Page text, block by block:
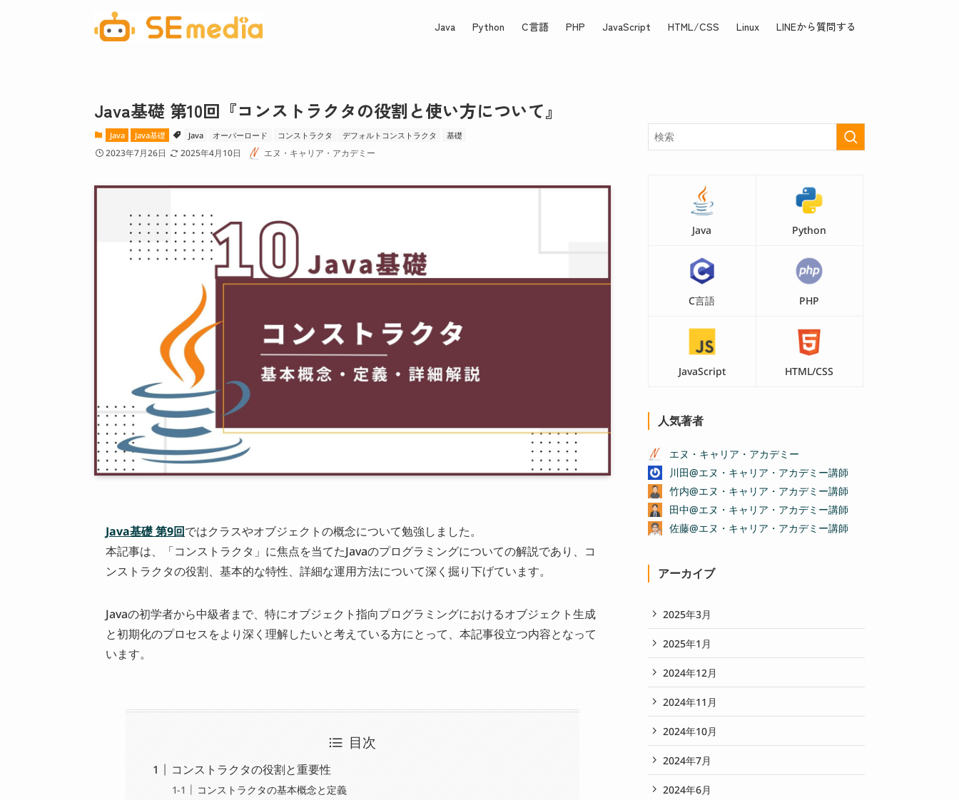
Java Python C言語 PHP JavaScript HTML/CSS Linux LINEから質問する
Java基礎 第10回『コンストラクタの役割と使い方について』
Java Java基礎 Java オーバーロード コンストラクタ デフォルトコンストラクタ 基礎
2023年7月26日 2025年4月10日 エヌ・キャリア・アカデミー
Java基礎 第9回ではクラスやオブジェクトの概念について勉強しました。
本記事は、「コンストラクタ」に焦点を当てたJavaのプログラミングについての解説であり、コ
ンストラクタの役割、基本的な特性、詳細な運用方法について深く掘り下げています。
Javaの初学者から中級者まで、特にオブジェクト指向プログラミングにおけるオブジェクト生成
と初期化のプロセスをより深く理解したいと考えている方にとって、本記事役立つ内容となって
います。
目次
コンストラクタの役割と重要性
コンストラクタの基本概念と定義
Java Python
C言語 PHP
JavaScript HTML/CSS
人気著者
エヌ・キャリア・アカデミー
川田@エヌ・キャリア・アカデミー講師
竹内@エヌ・キャリア・アカデミー講師
田中@エヌ・キャリア・アカデミー講師
佐藤@エヌ・キャリア・アカデミー講師
アーカイブ
2025年3月
2025年1月
2024年12月
2024年11月
2024年10月
2024年7月
2024年6月